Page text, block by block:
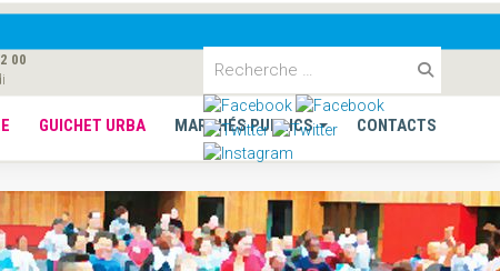
00
GUICHET URBA MARCHÉS PUBLICS CONTACTS